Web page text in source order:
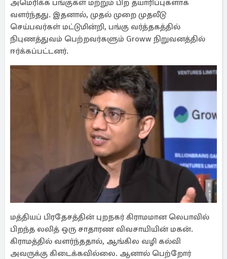
அமெரிக்க பங்குகள் மற்றும் பிற தயாரிப்புகளாக
வளர்ந்தது. இதனால், முதல் முறை முதலீடு
செய்பவர்கள் மட்டுமின்றி, பங்கு வர்த்தகத்தில்
நிபுணத்துவம் பெற்றவர்களும் Groww நிறுவனத்தில்
ஈர்க்கப்பட்டனர்.
மத்தியப் பிரதேசத்தின் புறநகர் கிராமமான லெபாவில்
பிறந்த லலித் ஒரு சாதாரண விவசாயியின் மகன்.
கிராமத்தில் வளர்ந்ததால், ஆங்கில வழி கல்வி
அவருக்கு கிடைக்கவில்லை. ஆனால் பெற்றோர்